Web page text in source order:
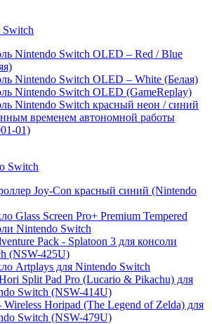
Nintendo Switch OLED – Red / Blue
Nintendo Switch OLED – White (Белая)
Nintendo Switch OLED (GameReplay)
Nintendo Switch красный неон / синий
временем автономной работы
01)
Switch
Joy-Con красный синий (Nintendo
Glass Screen Pro+ Premium Tempered
Nintendo Switch
Pack - Splatoon 3 для консоли
(NSW-425U)
Artplays для Nintendo Switch
Split Pad Pro (Lucario & Pikachu) для
Switch (NSW-414U)
Horipad (The Legend of Zelda) для
Switch (NSW-479U)